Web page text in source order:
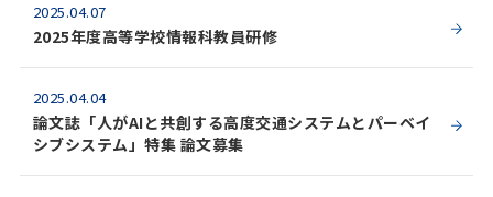
2025.04.07
2025年度高等学校情報科教員研修
2025.04.04
論文誌「人がAIと共創する高度交通システムとパーベイ
シブシステム」特集 論文募集